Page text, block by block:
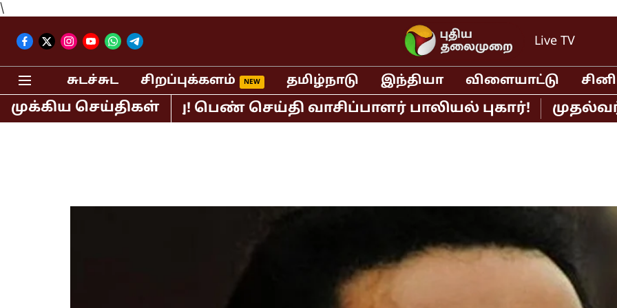
\
Live TV
சுடச்சுட சிறப்புக்களம் தமிழ்நாடு இந்தியா விளையாட்டு
முக்கிய செய்திகள்கைது! பெண் செய்தி வாசிப்பாளர் பாலியல் புகார்! முதல்வர்